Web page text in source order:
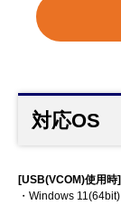
対応OS
[USB(VCOM)使用時]
・Windows 11(64bit)